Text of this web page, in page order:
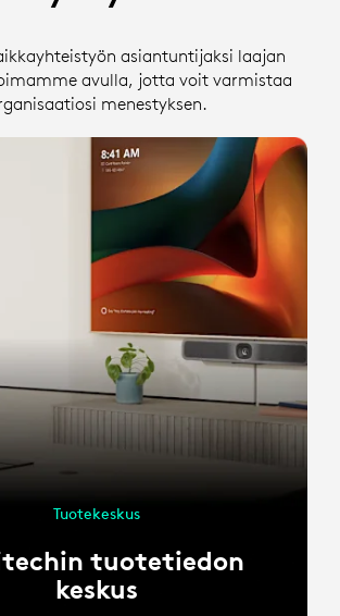
asiantuntijaksi laajan
avulla, jotta voit varmistaa
menestyksen.
Tuotekeskus
tuotetiedon
keskus